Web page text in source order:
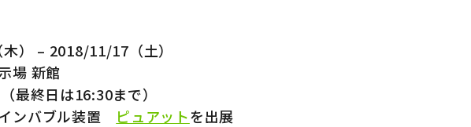
） – 2018/11/17（土）
場 新館
最終日は16:30まで）
ンバブル装置
ピュアットを出展